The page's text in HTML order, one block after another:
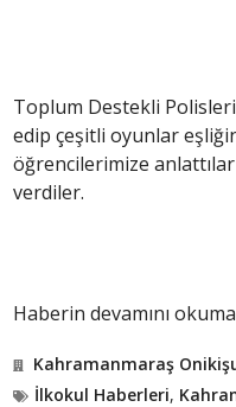
Toplum Destekli
edip çeşitli oyunlar
öğrencilerimize
verdiler.
Haberin devamını
Kahramanmaraş
İlkokul Haberleri,